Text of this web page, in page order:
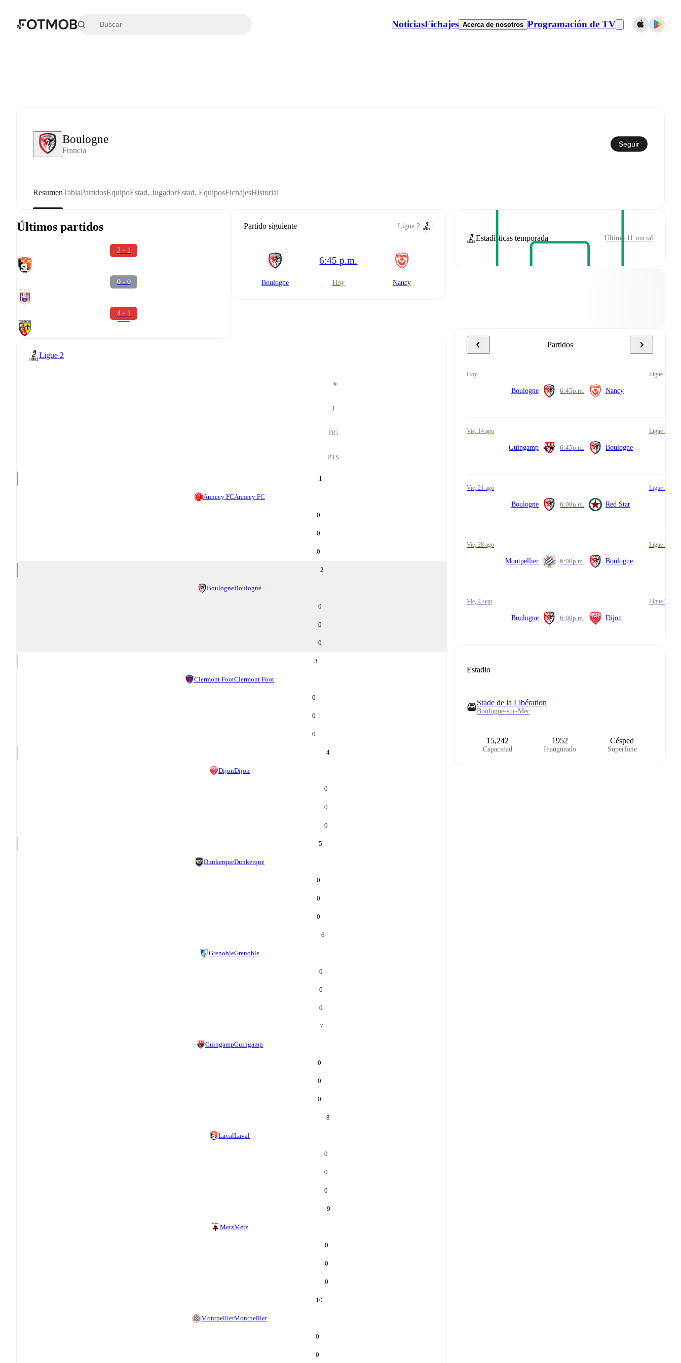
NoticiasFichajes Acerca de nosotros Programación de TV
Boulogne
Francia
Seguir
ResumenTablaPartidosEquipoEstad. JugadorEstad. EquiposFichajesHistorial
Últimos partidos
2 - 1
0 - 0
4 - 1
Partido siguiente Ligue 2
Boulogne
6:45 p.m.
hoy Nancy
Ligue 2
#
J
DG
PTS
1
Annecy FCAnnecy FC
0
0
0
2
BoulogneBoulogne
0
0
0
3
Clermont FootClermont Foot
0
0
0
4
DijonDijon
0
0
0
5
DunkerqueDunkerque
0
0
0
6
GrenobleGrenoble
0
0
0
7
GuingampGuingamp
0
0
0
8
LavalLaval
0
0
0
9
MetzMetz
0
0
0
10
MontpellierMontpellier
0
0
Estadísticas temporada Último 11 inicial
Partidos
hoy Ligue 2
Boulogne 6:45p.m. Nancy
vie, 14 ago Ligue 2
Guingamp 6:45p.m. Boulogne
vie, 21 ago Ligue 2
Boulogne 6:00p.m. Red Star
vie, 28 ago Ligue 2
Montpellier 6:00p.m. Boulogne
vie, 4 sept Ligue 2
Boulogne 6:00p.m. Dijon
Estadio
Stade de la Libération
Boulogne-sur-Mer
15,242
Capacidad
1952
Inaugurado
Césped
Superficie